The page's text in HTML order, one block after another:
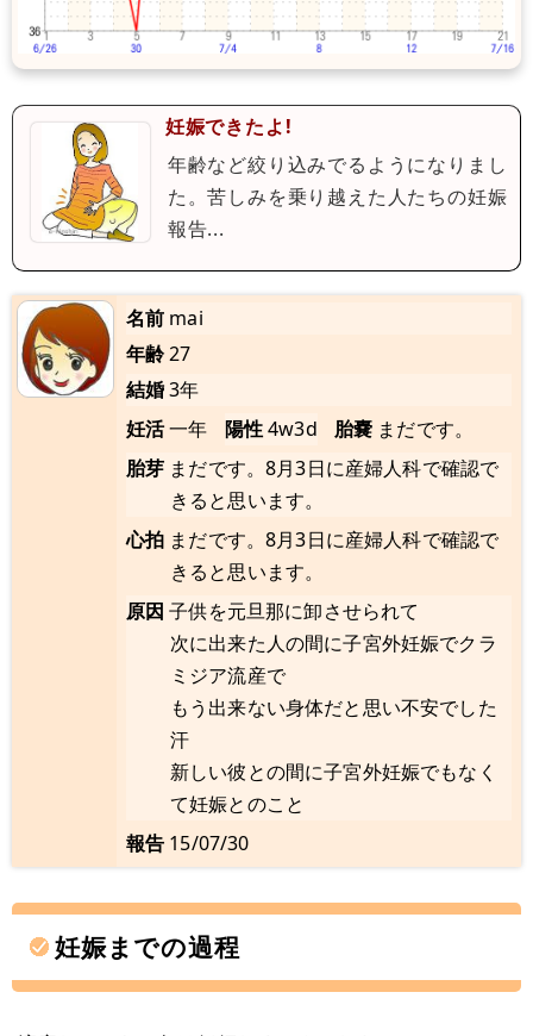
妊娠できたよ!
年齢など絞り込みでるようになりまし
た。苦しみを乗り越えた人たちの妊娠
報告...
名前 mai
年齢27
結婚3年
妊活一年 陽性4w3d 胎嚢 まだです。
胎芽 まだです。8月3日に産婦人科で確認で
きると思います。
心拍 まだです。8月3日に産婦人科で確認で
きると思います。
原因 子供を元旦那に卸させられて
次に出来た人の間に子宮外妊娠でクラ
ミジア流産で
もう出来ない身体だと思い不安でした
汗
新しい彼との間に子宮外妊娠でもなく
て妊娠とのこと
報告 15/07/30
妊娠までの過程